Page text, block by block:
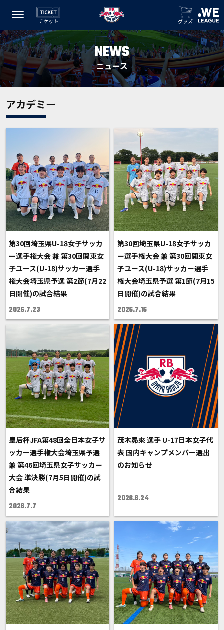
チケット グッズ
NEWS
ニュース
アカデミー
第30回埼玉県U-18女子サッカ
ー選手権大会 兼 第30回関東女
子ユース(U-18)サッカー選手
権大会埼玉県予選 第2節(7月22
日開催)の試合結果
2026.7.23
第30回埼玉県U-18女子サッカ
ー選手権大会 兼 第30回関東女
子ユース(U-18)サッカー選手
権大会埼玉県予選 第1節(7月15
日開催)の試合結果
2026.7.16
皇后杯JFA第48回全日本女子サ
ッカー選手権大会埼玉県予選
兼 第46回埼玉県女子サッカー
大会 準決勝(7月5日開催)の試
合結果
2026.7.7
茂木昴來 選手 U-17日本女子代
表 国内キャンプメンバー選出
のお知らせ
2026.6.24